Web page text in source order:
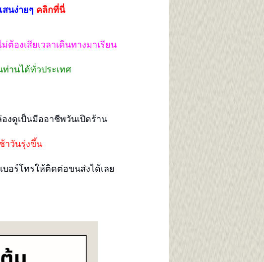
นง่ายๆ คลิกที่นี่
ต้องเสียเวลาเดินทางมาเรียน
ท่านได้ทั่วประเทศ
งดูเป็นมืออาชีพวันเปิดร้าน
าวันรุ่งขึ้น
บอร์โทรให้ติดต่อขนส่งได้เลย